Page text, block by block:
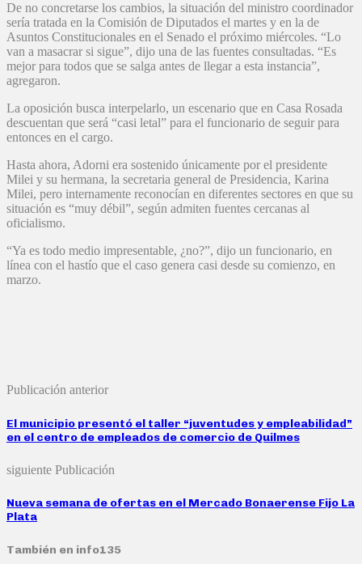
De no concretarse los cambios, la situación del ministro coordinador
sería tratada en la Comisión de Diputados el martes y en la de
Asuntos Constitucionales en el Senado el próximo miércoles. “Lo
van a masacrar si sigue”, dijo una de las fuentes consultadas. “Es
mejor para todos que se salga antes de llegar a esta instancia”,
agregaron.
La oposición busca interpelarlo, un escenario que en Casa Rosada
descuentan que será “casi letal” para el funcionario de seguir para
entonces en el cargo.
Hasta ahora, Adorni era sostenido únicamente por el presidente
Milei y su hermana, la secretaria general de Presidencia, Karina
Milei, pero internamente reconocían en diferentes sectores en que su
situación es “muy débil”, según admiten fuentes cercanas al
oficialismo.
“Ya es todo medio impresentable, ¿no?”, dijo un funcionario, en
línea con el hastío que el caso genera casi desde su comienzo, en
marzo.
Publicación anterior
El municipio presentó el taller “juventudes y empleabilidad”
en el centro de empleados de comercio de Quilmes
siguiente Publicación
Nueva semana de ofertas en el Mercado Bonaerense Fijo La
Plata
También en info135